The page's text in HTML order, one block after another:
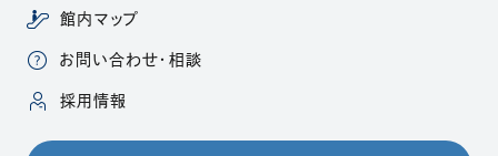
館内マップ
お問い合わせ・相談
採用情報